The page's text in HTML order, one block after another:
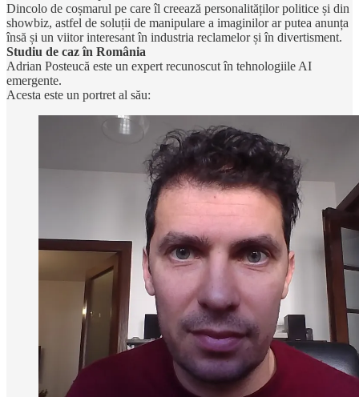
Dincolo de coșmarul pe care îl creează personalităților politice și din
showbiz, astfel de soluții de manipulare a imaginilor ar putea anunța
însă și un viitor interesant în industria reclamelor și în divertisment.
Studiu de caz în România
Adrian Posteucă este un expert recunoscut în tehnologiile AI
emergente.
Acesta este un portret al său: